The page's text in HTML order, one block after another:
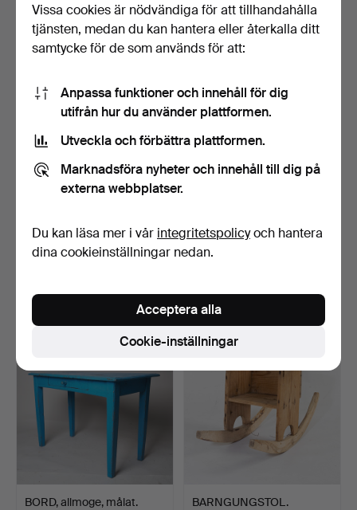
2 bud
41 USD
1 bud
35 USD
BANDGRINDAR, 4 st,
allmoge, trä.
236 USD
ALLMOGEFÖREMÅL, 3 st,
dekorationsmålat trä.
187 USD
BORD, allmoge, målat. BARNGUNGSTOL.
Vissa cookies är nödvändiga för att tillhandahålla
tjänsten, medan du kan hantera eller återkalla ditt
samtycke för de som används för att:
Anpassa funktioner och innehåll för dig
utifrån hur du använder plattformen.
Utveckla och förbättra plattformen.
Marknadsföra nyheter och innehåll till dig på
externa webbplatser.
Du kan läsa mer i vår integritetspolicyoch hantera
dina cookieinställningar nedan.
Cookie-inställningar
Acceptera alla